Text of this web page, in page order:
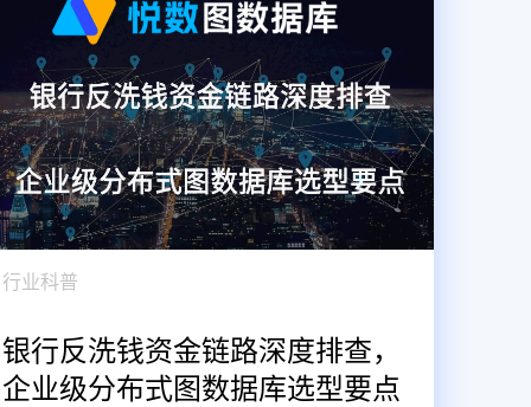
行业科普
银行反洗钱资金链路深度排查，
企业级分布式图数据库选型要点